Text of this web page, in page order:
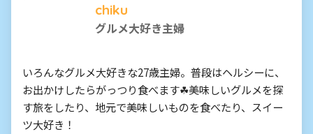
chiku
グルメ大好き主婦
いろんなグルメ大好きな27歳主婦。普段はヘルシーに、
お出かけしたらがっつり食べます☘美味しいグルメを探
す旅をしたり、地元で美味しいものを食べたり、スイー
ツ大好き！